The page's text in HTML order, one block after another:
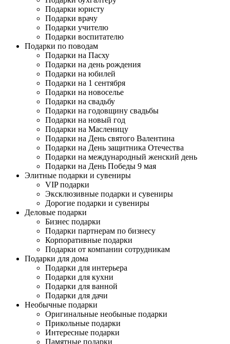
Подарки юристу
Подарки врачу
Подарки учителю
Подарки воспитателю
Подарки по поводам
Подарки на Пасху
Подарки на день рождения
Подарки на юбилей
Подарки на 1 сентября
Подарки на новоселье
Подарки на свадьбу
Подарки на годовщину свадьбы
Подарки на новый год
Подарки на Масленицу
Подарки на День святого Валентина
Подарки на День защитника Отечества
Подарки на международный женский день
Подарки на День Победы 9 мая
Элитные подарки и сувениры
VIP подарки
Эксклюзивные подарки и сувениры
Дорогие подарки и сувениры
Деловые подарки
Бизнес подарки
Подарки партнерам по бизнесу
Корпоративные подарки
Подарки от компании сотрудникам
Подарки для дома
Подарки для интерьера
Подарки для кухни
Подарки для ванной
Подарки для дачи
Необычные подарки
Оригинальные необыные подарки
Прикольные подарки
Интересные подарки
Памятные подарки